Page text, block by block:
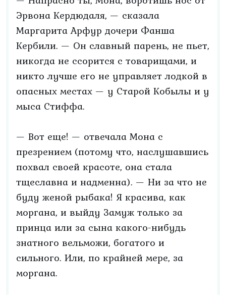
Эрвона Кердюдаля, — сказала
Маргарита Арфур дочери Фанша
Кербили. — Он славный парень, не пьет,
никогда не ссорится с товарищами, и
никто лучше его не управляет лодкой в
опасных местах — у Старой Кобылы и у
мыса Стиффа.
— Вот еще! — отвечала Мона с
презрением (потому что, наслушавшись
похвал своей красоте, она стала
тщеславна и надменна). — Ни за что не
буду женой рыбака! Я красива, как
моргана, и выйду Замуж только за
принца или за сына какого-нибудь
знатного вельможи, богатого и
сильного. Или, по крайней мере, за
моргана.